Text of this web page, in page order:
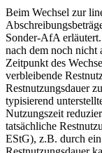
Beim Wechsel zur
Sonder-AfA
nach dem noch nicht
Zeitpunkt des
verbleibende
Restnutzungsdauer
typisierend
Nutzungszeit
tatsächliche
EStG), z.B. durch